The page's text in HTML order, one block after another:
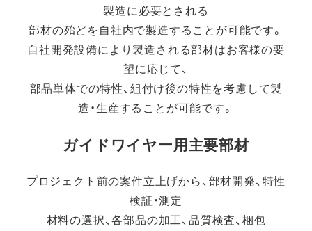
製造に必要とされる
部材の殆どを自社内で製造することが可能です。
自社開発設備により製造される部材はお客様の要
望に応じて、
部品単体での特性、組付け後の特性を考慮して製
造・生産することが可能です。
ガイドワイヤー用主要部材
プロジェクト前の案件立上げから、部材開発、特性
検証・測定
材料の選択、各部品の加工、品質検査、梱包